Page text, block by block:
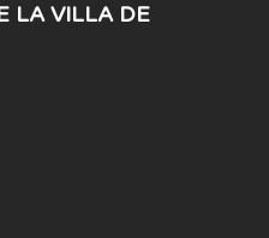
LA VILLA DE